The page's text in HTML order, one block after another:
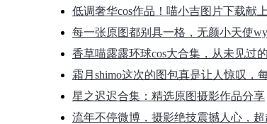
低调奢华cos作品！喵小吉图片下载献
每一张原图都别具一格，无颜小天使
香草喵露露环球cos大合集，从未见过
霜月shimo这次的图包真是让人惊叹，
星之迟迟合集：精选原图摄影作品分享
流年不停微博，摄影绝技震撼人心，超